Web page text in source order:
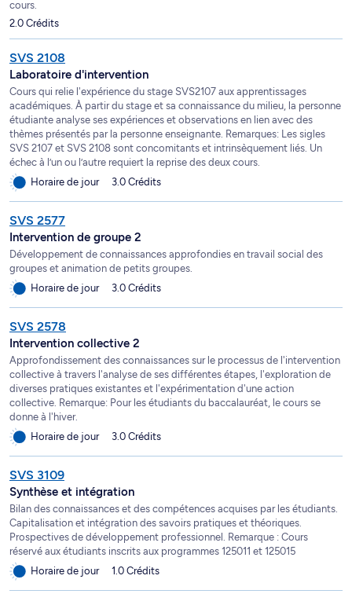
cours.
2.0 Crédits
SVS 2108
Laboratoire d'intervention
Cours qui relie l'expérience du stage SVS2107 aux apprentissages
académiques. À partir du stage et sa connaissance du milieu, la personne
étudiante analyse ses expériences et observations en lien avec des
thèmes présentés par la personne enseignante. Remarques: Les sigles
SVS 2107 et SVS 2108 sont concomitants et intrinsèquement liés. Un
échec à l’un ou l’autre requiert la reprise des deux cours.
Horaire de jour
3.0 Crédits
SVS 2577
Intervention de groupe 2
Développement de connaissances approfondies en travail social des
groupes et animation de petits groupes.
Horaire de jour
3.0 Crédits
SVS 2578
Intervention collective 2
Approfondissement des connaissances sur le processus de l'intervention
collective à travers l'analyse de ses différentes étapes, l'exploration de
diverses pratiques existantes et l'expérimentation d'une action
collective. Remarque: Pour les étudiants du baccalauréat, le cours se
donne à l'hiver.
Horaire de jour
3.0 Crédits
SVS 3109
Synthèse et intégration
Bilan des connaissances et des compétences acquises par les étudiants.
Capitalisation et intégration des savoirs pratiques et théoriques.
Prospectives de développement professionnel. Remarque : Cours
réservé aux étudiants inscrits aux programmes 125011 et 125015
Horaire de jour
1.0 Crédits